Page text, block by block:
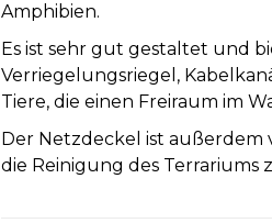
Amphibien.
Es ist sehr gut gestaltet und
Verriegelungsriegel,
Tiere, die einen Freiraum im
Der Netzdeckel ist
die Reinigung des Terrariums